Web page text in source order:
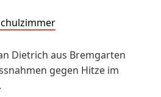
Dietrich aus Bremgarten
gegen Hitze im